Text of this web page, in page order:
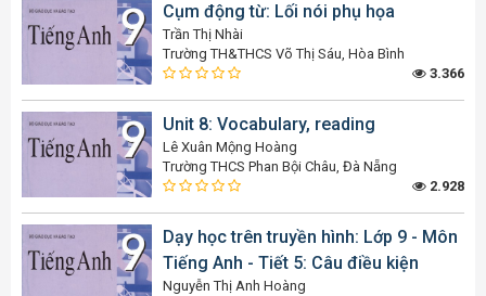
Cụm động từ: Lối nói phụ họa
Trần Thị Nhài
Trường TH&THCS Võ Thị Sáu, Hòa Bình
3.366
Unit 8: Vocabulary, reading
Lê Xuân Mộng Hoàng
Trường THCS Phan Bội Châu, Đà Nẵng
2.928
Dạy học trên truyền hình: Lớp 9 - Môn
Tiếng Anh - Tiết 5: Câu điều kiện
Nguyễn Thị Anh Hoàng